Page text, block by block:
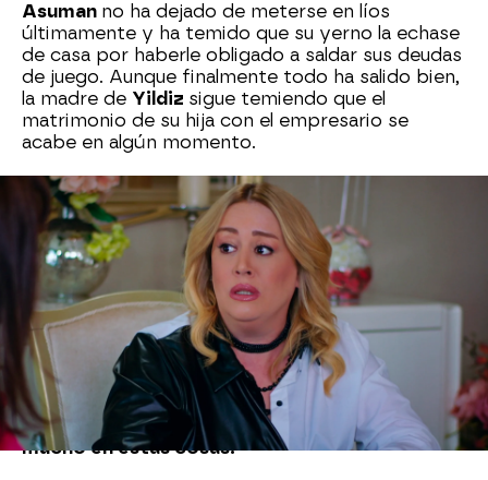
Asuman no ha dejado de meterse en líos
últimamente y ha temido que su yerno la echase
de casa por haberle obligado a saldar sus deudas
de juego. Aunque finalmente todo ha salido bien,
la madre de Yildiz sigue temiendo que el
matrimonio de su hija con el empresario se
acabe en algún momento.
Asumancree que, siYildizse queda embarazada
deDoğan, su matrimonio durará para siempre y
por eso quiere que su hija se quede embarazada
cuanto antes.
¡Además tiene muchas ganas de
volver a ser abuela y de que Halit Can tenga un
hermanito o hermanita!
Acompañada de Emir, Asumanha acudido a una
curandera que ha encontrado por internet para
que le ayude a provocar que Yildiz
se vuelva a
quedar embarazada cuanto antes.
¡Ella cree
mucho en estas cosas!